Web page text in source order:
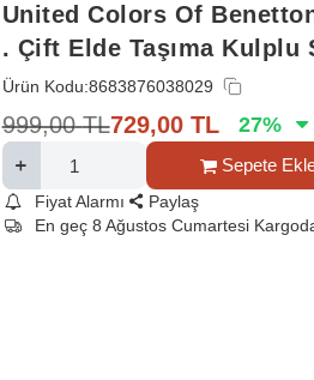
United Colors Of
. Çift Elde Taşıma Kulplu
Ürün Kodu:8683876038029
999,00 TL729,00 TL 27%
Sepete
Fiyat Alarmı
Paylaş
En geç 8 Ağustos Cumartesi